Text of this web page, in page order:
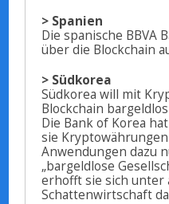
> Spanien
Die spanische BBVA
über die Blockchain
> Südkorea
Südkorea will mit
Blockchain
Die Bank of Korea
sie
Anwendungen dazu
„bargeldlose
erhofft sie sich unter
Schattenwirtschaft